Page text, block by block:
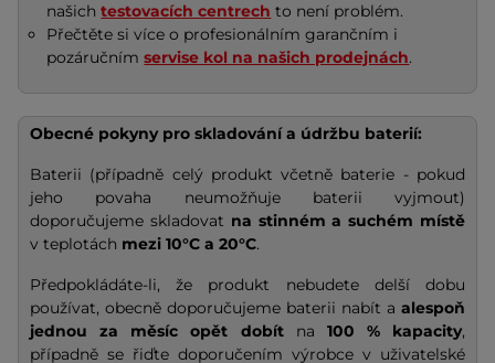
našichtestovacích centrech to není problém.
Přečtěte si více o profesionálním garančním i
pozáručnímservise kol na našich prodejnách.
Obecné pokyny pro skladování a údržbu baterií:
Baterii (případně celý produkt včetně baterie - pokud
jeho povaha neumožňuje baterii vyjmout)
doporučujeme skladovat na stinném a suchém místě
v teplotách mezi 10°C a 20°C.
Předpokládáte-li, že produkt nebudete delší dobu
používat, obecně doporučujeme baterii nabít a alespoň
jednou za měsíc opět dobítna 100 % kapacity,
případně se řiďte doporučením výrobce v uživatelské